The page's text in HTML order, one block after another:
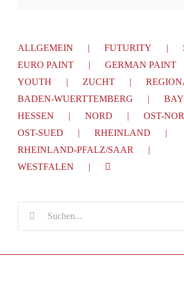
ALLGEMEIN FUTURITY
EURO PAINT
GERMAN PAINT
YOUTH
ZUCHT
BADEN-WUERTTEMBERG
HESSEN
NORD
OST-
OST-SUED
RHEINLAND
RHEINLAND-PFALZ/SAAR
WESTFALEN